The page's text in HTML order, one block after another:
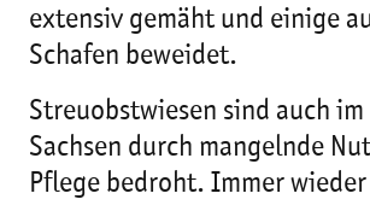
extensiv gemäht und einige
Schafen beweidet.
Streuobstwiesen sind auch
Sachsen durch mangelnde
Pflege bedroht. Immer wieder